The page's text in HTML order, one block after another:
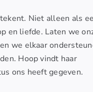
Niet alleen als
en liefde. Laten we
we elkaar
Hoop vindt haar
ons heeft gegeven.